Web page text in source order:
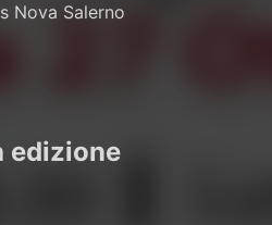
Nova Salerno
edizione